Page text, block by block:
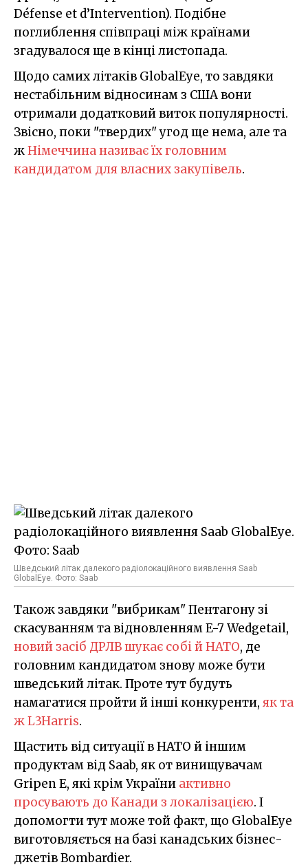
Défense et d’Intervention). Подібне
поглиблення співпраці між країнами
згадувалося ще в кінці листопада.
Щодо самих літаків GlobalEye, то завдяки
нестабільним відносинам з США вони
отримали додатковий виток популярності.
Звісно, поки "твердих" угод ще нема, але та
жНімеччина називає їх головним
кандидатом для власних закупівель.
Шведський літак далекого радіолокаційного виявлення Saab
GlobalEye. Фото: Saab
Також завдяки "вибрикам" Пентагону зі
скасуванням та відновленням E-7 Wedgetail,
новий засіб ДРЛВ шукає собі й НАТО, де
головним кандидатом знову може бути
шведський літак. Проте тут будуть
намагатися пройти й інші конкуренти, як та
ж L3Harris.
Щастить від ситуації в НАТО й іншим
продуктам від Saab, як от винищувачам
Gripen E, які крім України активно
просувають до Канади з локалізацією. І
допомогти тут може той факт, що GlobalEye
виготовляється на базі канадських бізнес-
джетів Bombardier.